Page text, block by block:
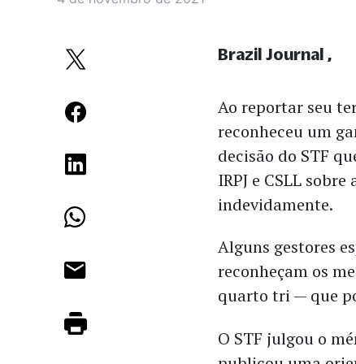
Ao reportar seu
reconheceu um
decisão do STF
IRPJ e CSLL
indevidamente.
Alguns gestores
reconheçam os
quarto tri — que
O STF julgou o
Brazil Journal